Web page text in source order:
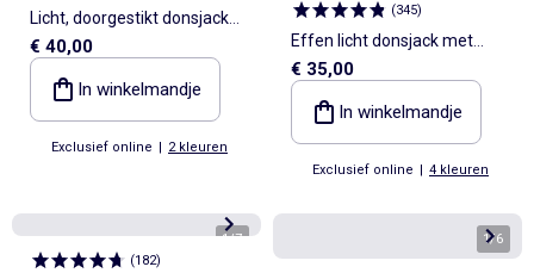
Licht, doorgestikt donsjack
met capuchon
€ 40,00
In winkelmandje
Exclusief online | 2 kleuren
(345)
Effen licht donsjack met
lange mouw en opstaande
kraag
€ 35,00
In winkelmandje
Exclusief online | 4 kleuren
1/7
(182)
1/6